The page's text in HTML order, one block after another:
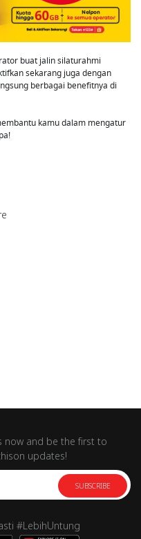
buat jalin silaturahmi
sekarang juga dengan
berbagai benefitnya di
kamu dalam mengatur
now and be the first to
updates!
SUBSCRIBE
#LebihUntung